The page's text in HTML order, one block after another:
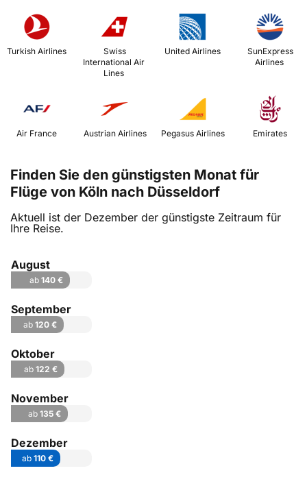
Turkish Airlines
International Air
Lines
United Airlines
Airlines
Air France Austrian Airlines Emirates
Finden Sie den günstigsten Monat für
Flüge von Köln nach Düsseldorf
Aktuell ist der Dezember der günstigste Zeitraum für
Ihre Reise.
August
ab 140 €
September
ab 120 €
Oktober
ab 122 €
November
ab135 €
Dezember
ab110 €